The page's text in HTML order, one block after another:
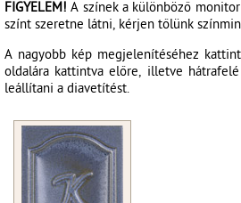
FIGYELEM! A színek a különböző
színt szeretne látni, kérjen tőlünk
A nagyobb kép megjelenítéséhez
oldalára kattintva előre, illetve
leállítani a diavetítést.